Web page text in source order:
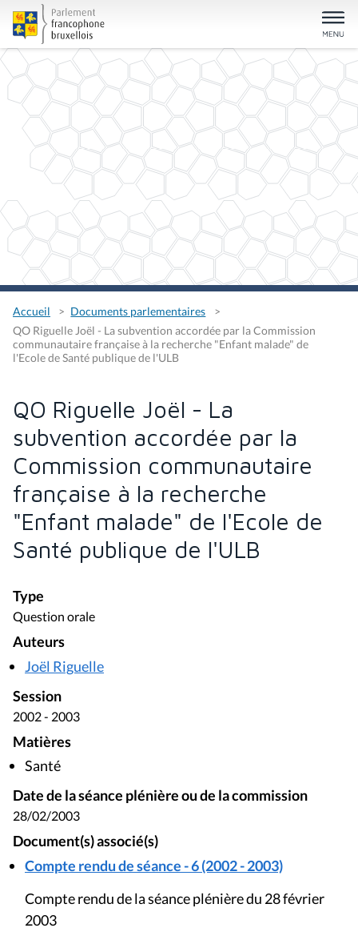
Accueil
Documents parlementaires
QO Riguelle Joël - La subvention accordée par la Commission
communautaire française à la recherche "Enfant malade" de
l'Ecole de Santé publique de l'ULB
QO Riguelle Joël - La
subvention accordée par la
Commission communautaire
française à la recherche
"Enfant malade" de l'Ecole de
Santé publique de l'ULB
Type
Question orale
Auteurs
Joël Riguelle
Session
2002 - 2003
Matières
Santé
Date de la séance plénière ou de la commission
28/02/2003
Document(s) associé(s)
Compte rendu de séance - 6 (2002 - 2003)
Compte rendu de la séance plénière du 28 février
2003